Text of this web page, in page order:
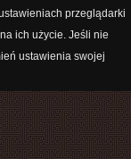
przeglądarki
ich użycie. Jeśli nie
ustawienia swojej